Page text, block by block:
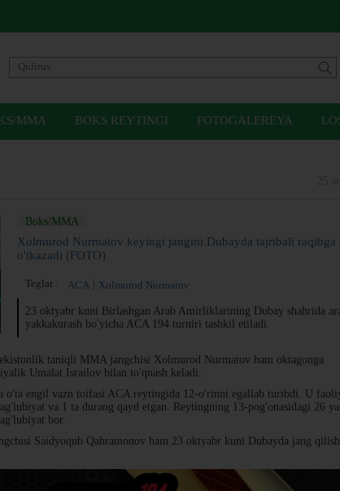
MMA BOKS REYTINGI FOTOGALEREYA
Boks/MMA
Xolmurod Nurmatov keyingi jangini Dubayda tajribali raqibga
o'tkazadi (FOTO)
Teglar : ACA Xolmurod Nurmatov
23 oktyabr kuni Birlashgan Arab Amirliklarining Dubay shahrida
yakkakurash bo'yicha ACA 194 turniri tashkil etiladi.
taniqli MMA jangchisi Xolmurod Nurmatov ham oktagonga
Umalat Israilov bilan to'qnash keladi.
o'ta engil vazn toifasi ACA reytingida 12-o'rinni egallab turibdi. U
va 1 ta durang qayd etgan. Reytingning 13-pog'onasidagi 26
bor.
Saidyoqub Qahramonov ham 23 oktyabr kuni Dubayda jang